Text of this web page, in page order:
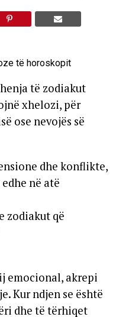
të zodiakut
xhelozi, për
ose nevojës së
dhe konflikte,
në atë
zodiakut që
emocional, akrepi
Kur ndjen se është
dhe të tërhiqet